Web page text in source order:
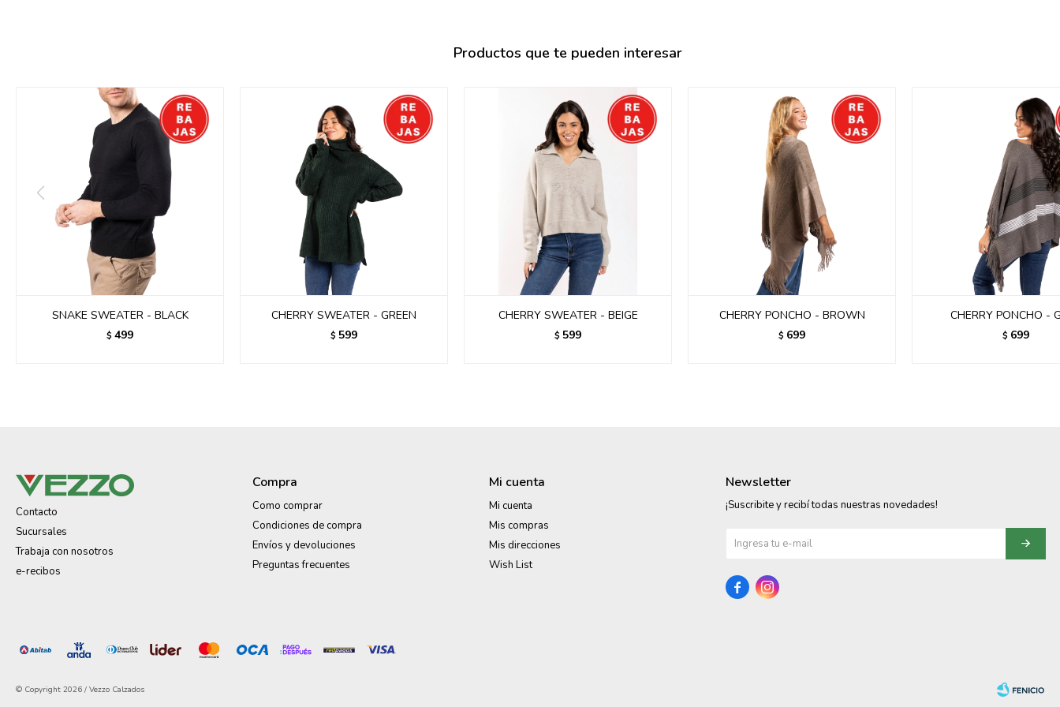
Productos que te pueden interesar
SNAKE SWEATER - BLACK
$ 499
CHERRY SWEATER - GREEN
$ 599
CHERRY SWEATER - BEIGE
$ 599
CHERRY PONCHO - BROWN
$ 699
CHERRY PONCHO -
$ 699
095900383
095900383
095900354
Contacto
Sucursales
Trabaja con nosotros
e-recibos
Compra
Como comprar
Condiciones de compra
Envíos y devoluciones
Preguntas frecuentes
Mi cuenta
Mi cuenta
Mis compras
Mis direcciones
Wish List
Newsletter
¡Suscribite y recibí todas nuestras novedades!
 
© Copyright 2026 / Vezzo Calzados